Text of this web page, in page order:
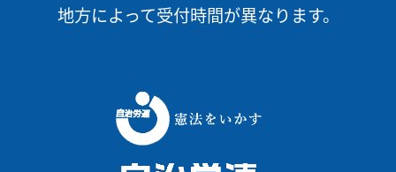
地方によって受付時間が異なります。